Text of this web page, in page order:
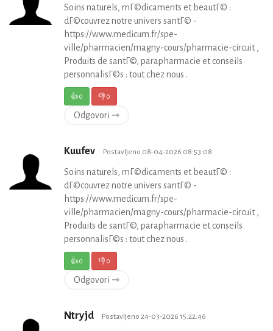
Soins naturels, mГ©dicaments et beautГ© :
dГ©couvrez notre univers santГ© -
https://www.medicum.fr/spe-
ville/pharmacien/magny-cours/pharmacie-circuit ,
Produits de santГ©, parapharmacie et conseils
personnalisГ©s : tout chez nous .
👍0 👎0
Odgovori ⇾
Kuufev Postavljeno 08-04-2026 08:53:08
Soins naturels, mГ©dicaments et beautГ© :
dГ©couvrez notre univers santГ© -
https://www.medicum.fr/spe-
ville/pharmacien/magny-cours/pharmacie-circuit ,
Produits de santГ©, parapharmacie et conseils
personnalisГ©s : tout chez nous .
👍0 👎0
Odgovori ⇾
Ntryjd Postavljeno 24-03-2026 15:22:46